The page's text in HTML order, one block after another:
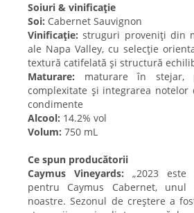
Soiuri & vinificație
Soi: Cabernet Sauvignon
Vinificație: struguri proveniți din
ale Napa Valley, cu selecție
textură catifelată și structură
Maturare: maturare în stejar,
complexitate și integrarea notelor
condimente
Alcool: 14.2% vol
Volum: 750 mL
Ce spun producătorii
Caymus Vineyards: „2023 este
pentru Caymus Cabernet, unul
noastre. Sezonul de creștere a